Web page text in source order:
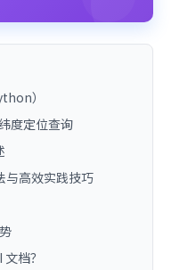
）
度定位查询
与高效实践技巧
档？